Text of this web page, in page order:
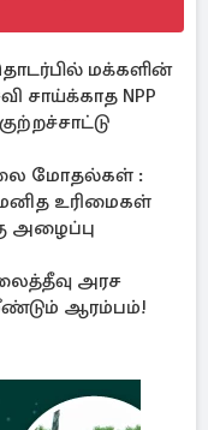
மக்களின்
சாய்க்காத NPP
மோதல்கள் :
உரிமைகள்
அழைப்பு
அரச
ஆரம்பம்!